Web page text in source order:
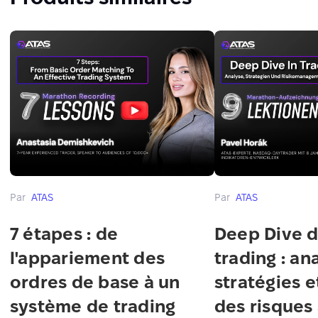
Par ATAS
7 étapes : de
l'appariement des
ordres de base à un
système de trading
Par ATAS
Deep Dive
trading :
stratégies
des risques